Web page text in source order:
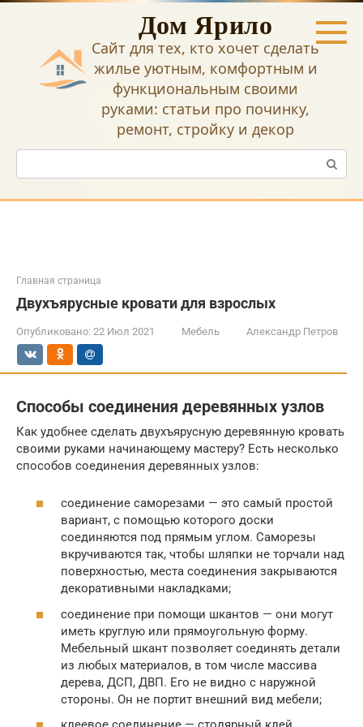
Перейти
Дом Ярило
Сайт для тех, кто хочет сделать
жилье уютным, комфортным и
функциональным своими
руками: статьи про починку,
ремонт, стройку и декор
Поиск:
Главная страница
Двухъярусные кровати для взрослых
Опубликовано: 22 Июл 2021 Мебель Александр Петров
Способы соединения деревянных узлов
Как удобнее сделать двухъярусную деревянную кровать
своими руками начинающему мастеру? Есть несколько
способов соединения деревянных узлов:
соединение саморезами — это самый простой
вариант, с помощью которого доски
соединяются под прямым углом. Саморезы
вкручиваются так, чтобы шляпки не торчали над
поверхностью, места соединения закрываются
декоративными накладками;
соединение при помощи шкантов — они могут
иметь круглую или прямоугольную форму.
Мебельный шкант позволяет соединять детали
из любых материалов, в том числе массива
дерева, ДСП, ДВП. Его не видно с наружной
стороны. Он не портит внешний вид мебели;